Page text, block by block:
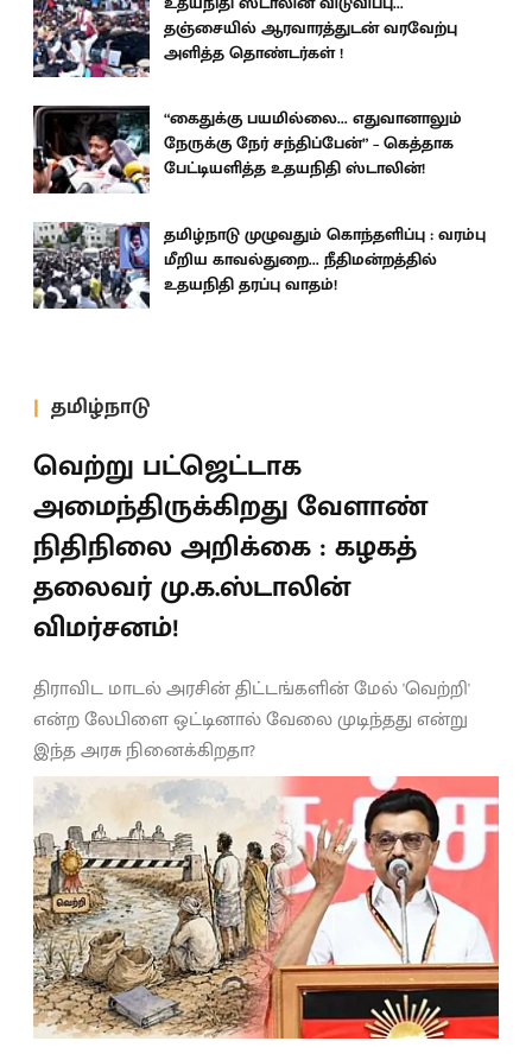
தஞ்சையில் ஆரவாரத்துடன் வரவேற்பு
அளித்த தொண்டர்கள் !
“கைதுக்கு பயமில்லை... எதுவானாலும்
நேருக்கு நேர் சந்திப்பேன்” – கெத்தாக
பேட்டியளித்த உதயநிதி ஸ்டாலின்!
தமிழ்நாடு முழுவதும் கொந்தளிப்பு : வரம்பு
மீறிய காவல்துறை... நீதிமன்றத்தில்
உதயநிதி தரப்பு வாதம்!
தமிழ்நாடு
வெற்று பட்ஜெட்டாக
அமைந்திருக்கிறது வேளாண்
நிதிநிலை அறிக்கை : கழகத்
தலைவர் மு.க.ஸ்டாலின்
விமர்சனம்!
திராவிட மாடல் அரசின் திட்டங்களின் மேல் 'வெற்றி'
என்ற லேபிளை ஒட்டினால் வேலை முடிந்தது என்று
இந்த அரசு நினைக்கிறதா?